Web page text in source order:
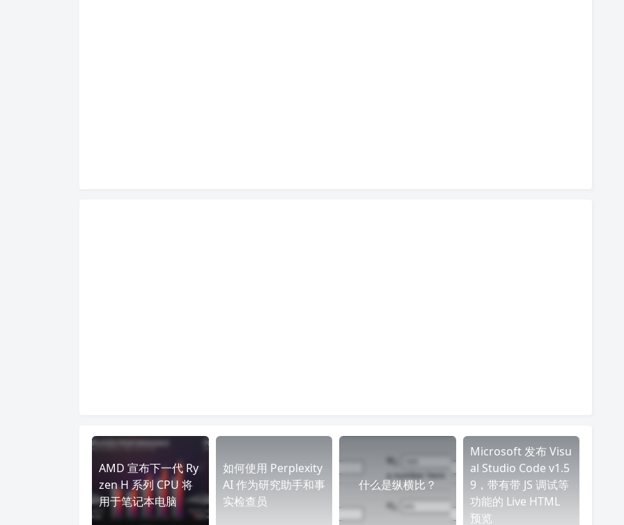
AMD 宣布下一代 Ry
zen H 系列 CPU 将
用于笔记本电脑
如何使用 Perplexity
AI 作为研究助手和事
实检查员
什么是纵横比？
Microsoft 发布 Visu
al Studio Code v1.5
9，带有带 JS 调试等
功能的 Live HTML
预览